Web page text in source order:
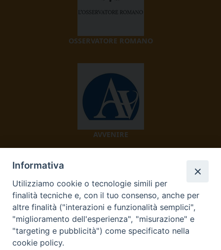
OSSERVATORE ROMANO
AVVENIRE
TV 2000
Informativa
Utilizziamo cookie o tecnologie simili per
finalità tecniche e, con il tuo consenso, anche per
altre finalità ("interazioni e funzionalità semplici",
"miglioramento dell'esperienza", "misurazione" e
"targeting e pubblicità") come specificato nella
cookie policy.